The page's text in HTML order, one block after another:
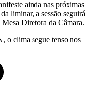
ainda nas próximas
liminar, a sessão seguirá
Diretora da Câmara.
o clima segue tenso nos